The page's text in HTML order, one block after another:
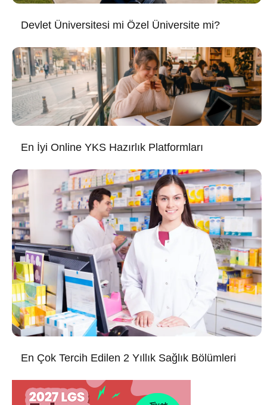
Devlet Üniversitesi mi Özel Üniversite mi?
En İyi Online YKS Hazırlık Platformları
En Çok Tercih Edilen 2 Yıllık Sağlık Bölümleri